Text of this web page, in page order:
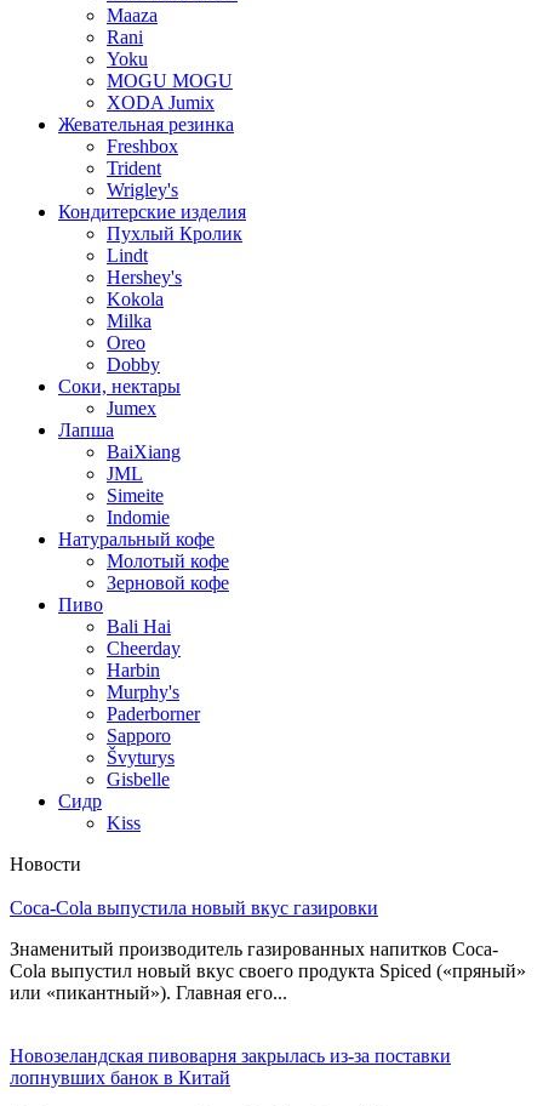
Maaza
Rani
Yoku
MOGU MOGU
XODA Jumix
Жевательная резинка
Freshbox
Trident
Wrigley's
Кондитерские изделия
Пухлый Кролик
Lindt
Hershey's
Kokola
Milka
Oreo
Dobby
Соки, нектары
Jumex
Лапша
BaiXiang
JML
Simeite
Indomie
Натуральный кофе
Молотый кофе
Зерновой кофе
Пиво
Bali Hai
Cheerday
Harbin
Murphy's
Paderborner
Sapporo
Švyturys
Gisbelle
Сидр
Kiss
Новости
Coca-Cola выпустила новый вкус газировки
Знаменитый производитель газированных напитков Coca-
Cola выпустил новый вкус своего продукта Spiced («пряный»
или «пикантный»). Главная его...
Новозеландская пивоварня закрылась из-за поставки
лопнувших банок в Китай